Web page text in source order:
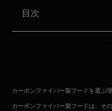
目次
カーボンファイバー製フードを選ぶ
カーボンファイバー製フードは、そ